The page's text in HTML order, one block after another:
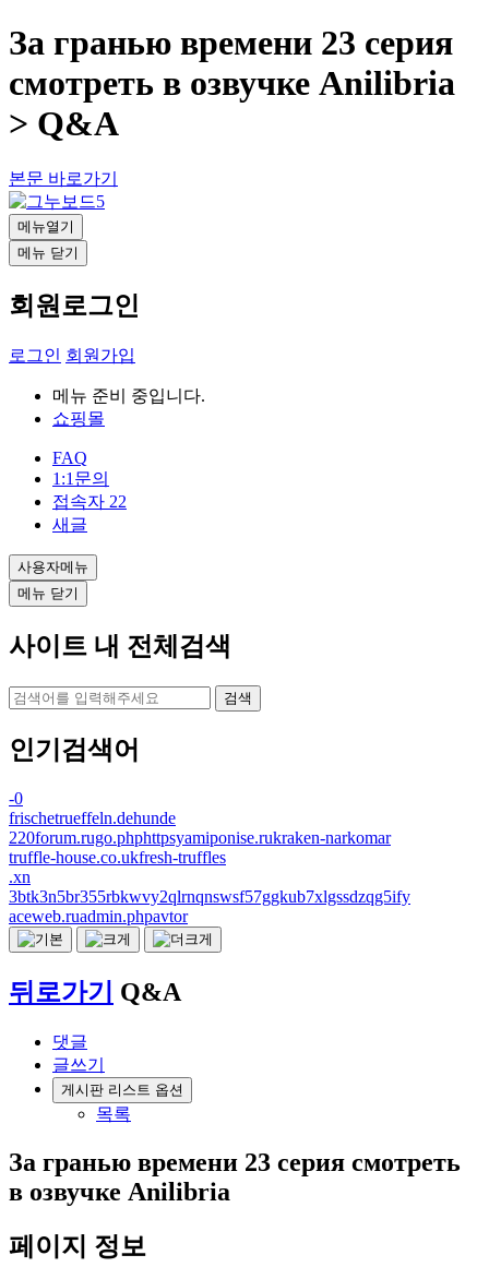
За гранью времени 23 серия
смотреть в озвучке Anilibria
> Q&A
본문 바로가기
메뉴열기
메뉴 닫기
회원로그인
로그인 회원가입
메뉴 준비 중입니다.
쇼핑몰
FAQ
1:1문의
접속자 22
새글
사용자메뉴
메뉴 닫기
사이트 내 전체검색
검색
인기검색어
-0
frischetrueffeln.dehunde
220forum.rugo.phphttpsyamiponise.rukraken-narkomar
truffle-house.co.ukfresh-truffles
.xn
3btk3n5br355rbkwvy2qlrnqnswsf57ggkub7xlgssdzqg5ify
aceweb.ruadmin.phpavtor
뒤로가기 Q&A
댓글
글쓰기
게시판 리스트 옵션
목록
За гранью времени 23 серия смотреть
в озвучке Anilibria
페이지 정보